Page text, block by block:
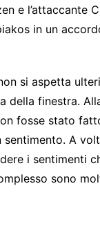
e l’attaccante
in un
si aspetta
della finestra.
fosse stato
sentimento. A
i sentimenti
sono